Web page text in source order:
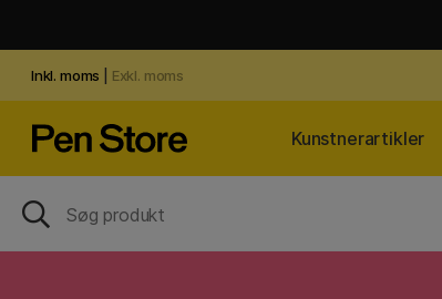
Inkl. moms Exkl. moms
Kunstnerartikler